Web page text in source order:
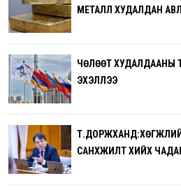
МЕТАЛЛ ХУДАЛДАН
ЧӨЛӨӨТ ХУДАЛДААНЫ
ЭХЭЛЛЭЭ
САНХҮҮЖИЛТ ХИЙХ